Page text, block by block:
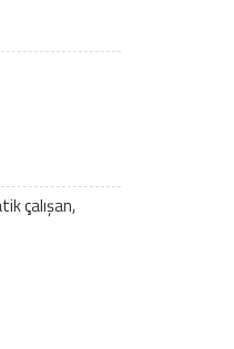
çalışan,